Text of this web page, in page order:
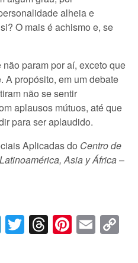
alheia e
O mais é achismo e, se
param por aí, exceto que
A propósito, em um debate
não se sentir
aplausos mútuos, até que
para ser aplaudido.
Aplicadas do Centro de
Asia y África–
LinkedIn
Twitter
Threads